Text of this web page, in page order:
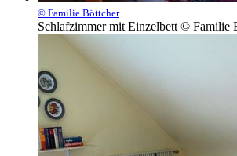
© Familie Böttcher
Schlafzimmer mit Einzelbett © Familie